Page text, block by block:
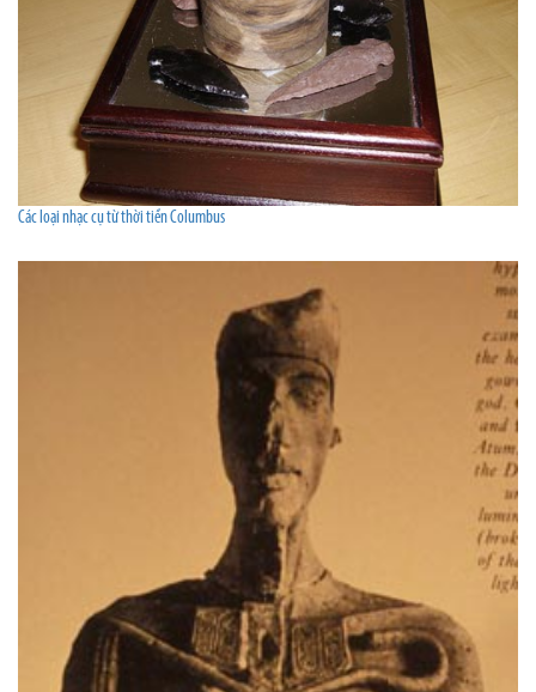
Các loại nhạc cụ từ thời tiền Columbus